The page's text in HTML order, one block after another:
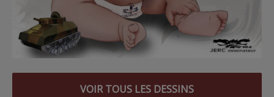
VOIR TOUS LES DESSINS